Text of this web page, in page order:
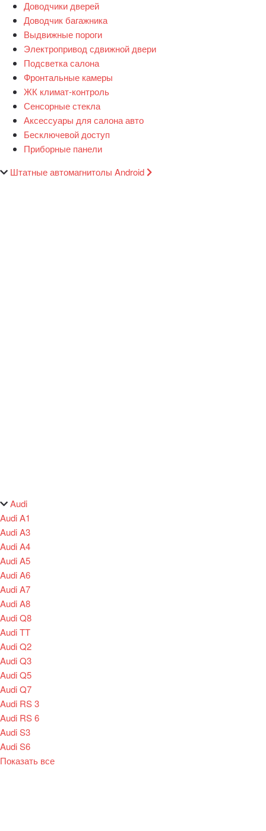
Доводчики дверей
Доводчик багажника
Выдвижные пороги
Электропривод сдвижной двери
Подсветка салона
Фронтальные камеры
ЖК климат-контроль
Сенсорные стекла
Аксессуары для салона авто
Бесключевой доступ
Приборные панели
Штатные автомагнитолы Android
Audi
Audi A1
Audi A3
Audi A4
Audi A5
Audi A6
Audi A7
Audi A8
Audi Q8
Audi TT
Audi Q2
Audi Q3
Audi Q5
Audi Q7
Audi RS 3
Audi RS 6
Audi S3
Audi S6
Показать все